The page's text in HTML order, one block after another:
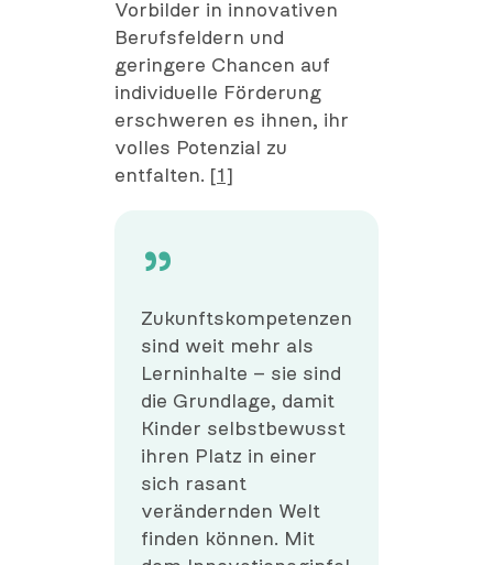
Vorbilder in innovativen
Berufsfeldern und
geringere Chancen auf
individuelle Förderung
erschweren es ihnen, ihr
volles Potenzial zu
entfalten. [1]
Zukunftskompetenzen
sind weit mehr als
Lerninhalte – sie sind
die Grundlage, damit
Kinder selbstbewusst
ihren Platz in einer
sich rasant
verändernden Welt
finden können. Mit